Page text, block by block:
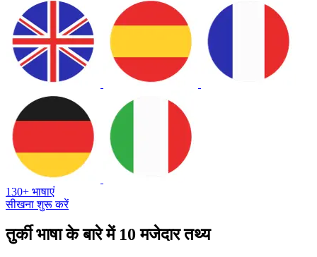
130+ भाषाएं
सीखना शुरू करें
तुर्की भाषा के बारे में 10 मजेदार तथ्य